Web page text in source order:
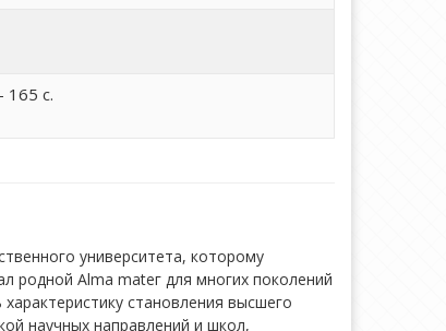
165 с.
университета, которому
родной Аlmа mаtег для многих поколений
становления высшего
научных направлений и школ,